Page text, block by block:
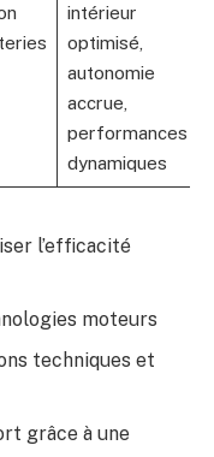
intérieur
optimisé,
autonomie
accrue,
performances
dynamiques
l’efficacité
moteurs
techniques et
grâce à une